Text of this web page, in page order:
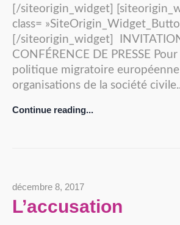
[/siteorigin_widget]
class=
[/siteorigin_widget]
CONFÉRENCE DE PRESSE
politique migratoire européenne
organisations de la société
Continue reading...
décembre 8, 2017
L’accusation